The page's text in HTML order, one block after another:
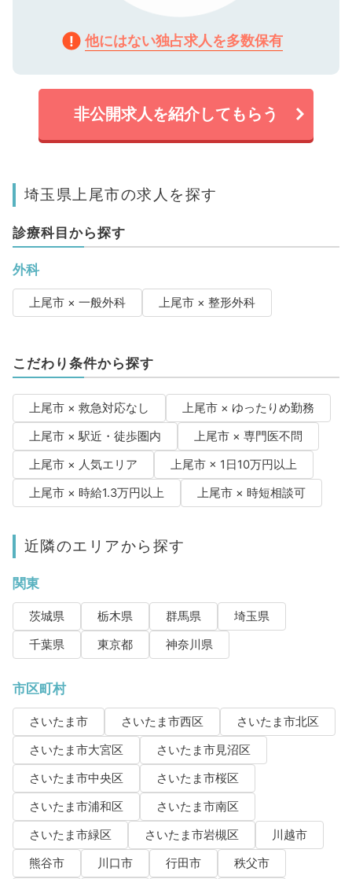
他にはない独占求人を多数保有
非公開求人を紹介してもらう
埼玉県上尾市の求人を探す
診療科目から探す
外科
上尾市 × 一般外科 上尾市 × 整形外科
こだわり条件から探す
上尾市 × 救急対応なし
上尾市 × ゆったりめ勤務
上尾市 × 駅近・徒歩圏内
上尾市 × 専門医不問
上尾市 × 人気エリア
上尾市 × 1日10万円以上
上尾市 × 時給1.3万円以上
上尾市 × 時短相談可
近隣のエリアから探す
関東
茨城県 栃木県 群馬県
埼玉県
千葉県
東京都 神奈川県
市区町村
さいたま市 さいたま市西区
さいたま市北区
さいたま市大宮区
さいたま市見沼区
さいたま市中央区
さいたま市桜区
さいたま市浦和区
さいたま市南区
さいたま市緑区
さいたま市岩槻区
川越市
熊谷市
川口市 行田市
秩父市